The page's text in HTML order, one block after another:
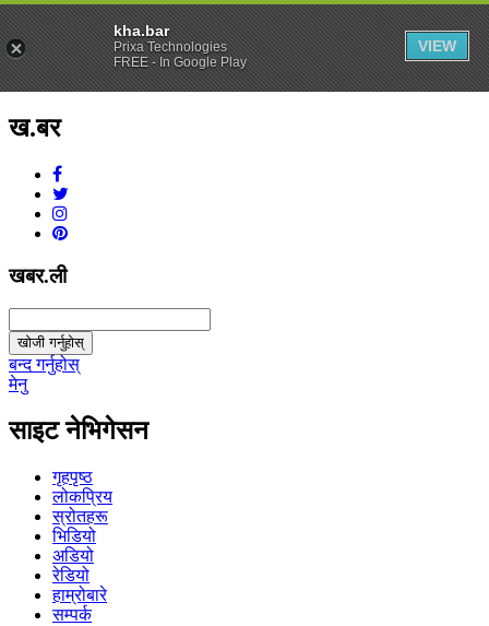
ख.बर
खबर.ली
खोजी गर्नुहोस्
बन्द गर्नुहोस्
मेनु
साइट नेभिगेसन
गृहपृष्ठ
लोकप्रिय
स्रोतहरू
भिडियो
अडियो
रेडियो
हाम्रोबारे
सम्पर्क
kha.bar
Prixa Technologies
FREE - In Google Play
VIEW